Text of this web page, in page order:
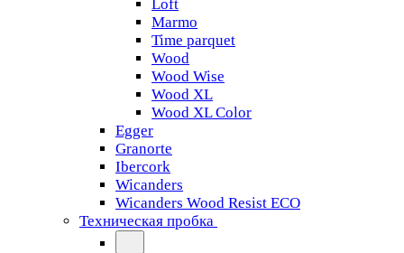
Loft
Marmo
Time parquet
Wood
Wood Wise
Wood XL
Wood XL Color
Egger
Granorte
Ibercork
Wicanders
Wicanders Wood Resist ECO
Техническая пробка